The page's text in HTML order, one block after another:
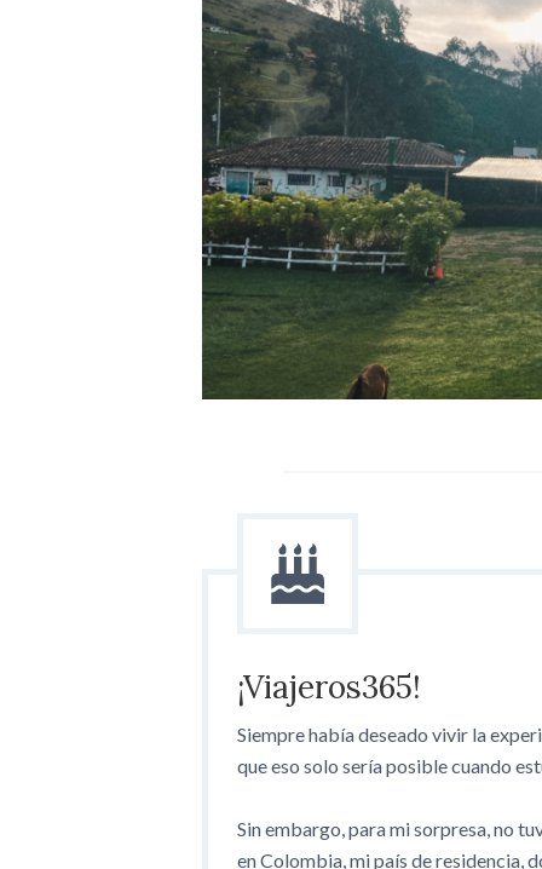
¡Viajeros365!
Siempre había deseado vivir la
que eso solo sería posible cuando
Sin embargo, para mi sorpresa, no
en Colombia, mi país de residencia,